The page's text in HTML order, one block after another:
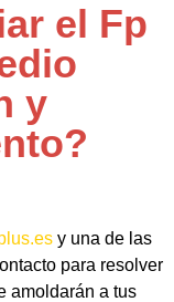
el Fp
y
y una de las
para resolver
amoldarán a tus